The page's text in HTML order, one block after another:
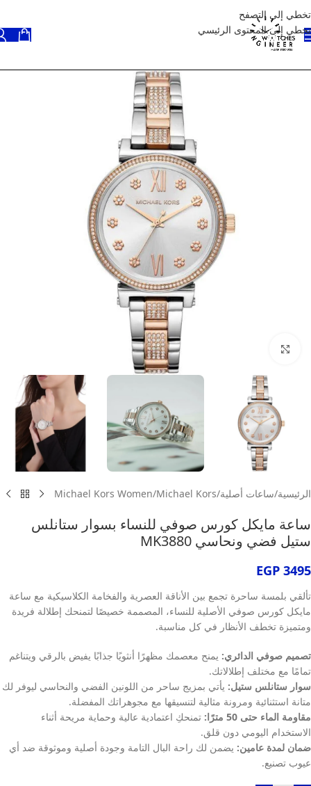
تخطي إلى التصفح
تخطي إلى المحتوى الرئيسي
الرئيسية/ساعات أصلية/
Michael Kors
/
Michael Kors Women
ساعة مايكل كورس صوفي للنساء بسوار ستانلس
ستيل فضي ونحاسي MK3880
EGP 3495
تألقي بلمسة ساحرة تجمع بين الأناقة العصرية والفخامة الكلاسيكية مع ساعة
مايكل كورس صوفي الأصلية للنساء، المصممة خصيصًا لتمنحك إطلالة فريدة
ومتميزة تخطف الأنظار في كل مناسبة.
تصميم صوفي الدائري: يمنح معصمك مظهرًا أنثويًا جذابًا يفيض بالرقي ويتناغم
تمامًا مع مختلف إطلالاتك.
سوار ستانلس ستيل: يأتي بمزيج ساحر من اللونين الفضي والنحاسي ليوفر لك
متانة استثنائية ومرونة مثالية لتنسيقها مع مجوهراتك المفضلة.
مقاومة الماء حتى 50 مترًا:
تمنحكِ اعتمادية عالية وحماية مريحة أثناء
الاستخدام اليومي دون قلق.
ضمان لمدة عامين: يضمن لك راحة البال التامة وجودة أصلية وموثوقة ضد أي
عيوب تصنيع.